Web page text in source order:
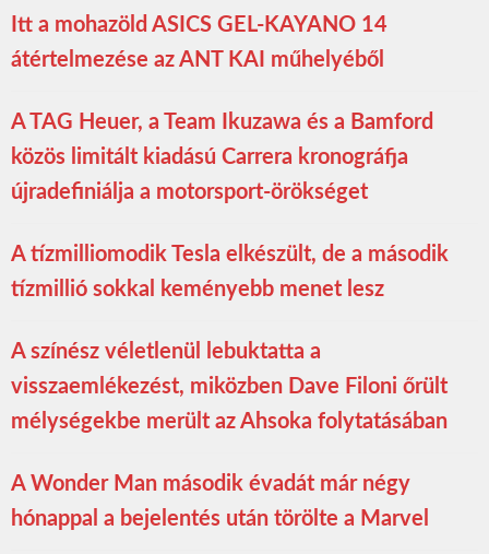
Itt a mohazöld ASICS GEL-KAYANO 14
átértelmezése az ANT KAI műhelyéből
A TAG Heuer, a Team Ikuzawa és a Bamford
közös limitált kiadású Carrera kronográfja
újradefiniálja a motorsport-örökséget
A tízmilliomodik Tesla elkészült, de a második
tízmillió sokkal keményebb menet lesz
A színész véletlenül lebuktatta a
visszaemlékezést, miközben Dave Filoni őrült
mélységekbe merült az Ahsoka folytatásában
A Wonder Man második évadát már négy
hónappal a bejelentés után törölte a Marvel